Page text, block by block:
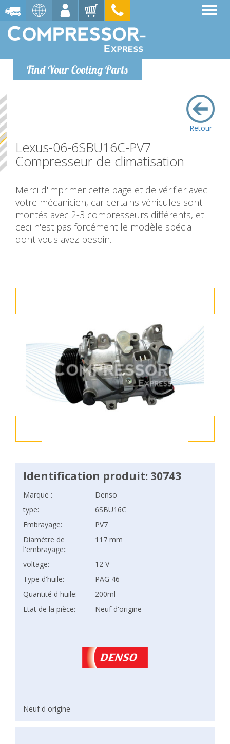
Find Your Cooling Parts
Retour
Lexus-06-6SBU16C-PV7
Compresseur de climatisation
Merci d'imprimer cette page et de vérifier avec
votre mécanicien, car certains véhicules sont
montés avec 2-3 compresseurs différents, et
ceci n'est pas forcément le modèle spécial
dont vous avez besoin.
Identification produit: 30743
Marque :
Denso
type:
6SBU16C
Embrayage:
PV7
Diamètre de
l'embrayage::
117 mm
voltage:
12 V
Type d'huile:
PAG 46
Quantité d huile:
200ml
Etat de la pièce:
Neuf d'origine
Neuf d origine